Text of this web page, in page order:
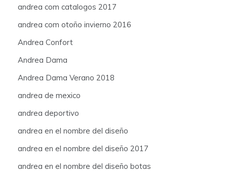
andrea com catalogos 2017
andrea com otoño invierno 2016
Andrea Confort
Andrea Dama
Andrea Dama Verano 2018
andrea de mexico
andrea deportivo
andrea en el nombre del diseño
andrea en el nombre del diseño 2017
andrea en el nombre del diseño botas